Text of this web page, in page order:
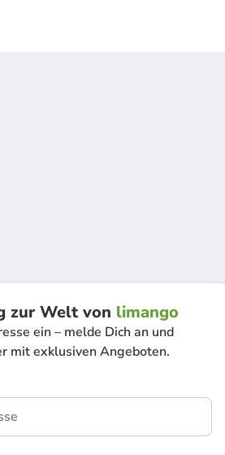
zur Welt von limango
ein – melde Dich an und
mit exklusiven Angeboten.